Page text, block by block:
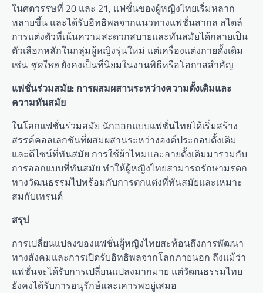
ในศตวรรษที่ 20 และ 21, แฟชั่นของผู้หญิงไทยเริ่มหลาก
หลายขึ้น และได้รับอิทธิพลจากแนวทางแฟชั่นสากล สไตล์
การแต่งตัวที่เน้นความสะดวกสบายและทันสมัยได้กลายเป็น
ตัวเลือกหลักในกลุ่มผู้หญิงรุ่นใหม่ แต่เครื่องแต่งกายดั้งเดิม
เช่น ชุดไทยยังคงเป็นที่นิยมในงานพิธีหรือโอกาสสำคัญ
แฟชั่นร่วมสมัย: การผสมผสานระหว่างความดั้งเดิมและ
ความทันสมัย
ในโลกแฟชั่นร่วมสมัย นักออกแบบแฟชั่นไทยได้เริ่มสร้าง
สรรค์คอลเลกชันที่ผสมผสานระหว่างองค์ประกอบดั้งเดิม
และดีไซน์ที่ทันสมัย การใช้ผ้าไหมและลายดั้งเดิมมารวมกับ
การออกแบบที่ทันสมัย ทำให้ผู้หญิงไทยสามารถรักษามรดก
ทางวัฒนธรรมไปพร้อมกับการตกแต่งที่ทันสมัยและเหมาะ
สมกับเทรนด์
สรุป
การเปลี่ยนแปลงของแฟชั่นผู้หญิงไทยสะท้อนถึงการพัฒนา
ทางสังคมและการเปิดรับอิทธิพลจากโลกภายนอก ถึงแม้ว่า
แฟชั่นจะได้รับการเปลี่ยนแปลงมากมาย แต่วัฒนธรรมไทย
ยังคงได้รับการอนุรักษ์และเคารพอยู่เสมอ